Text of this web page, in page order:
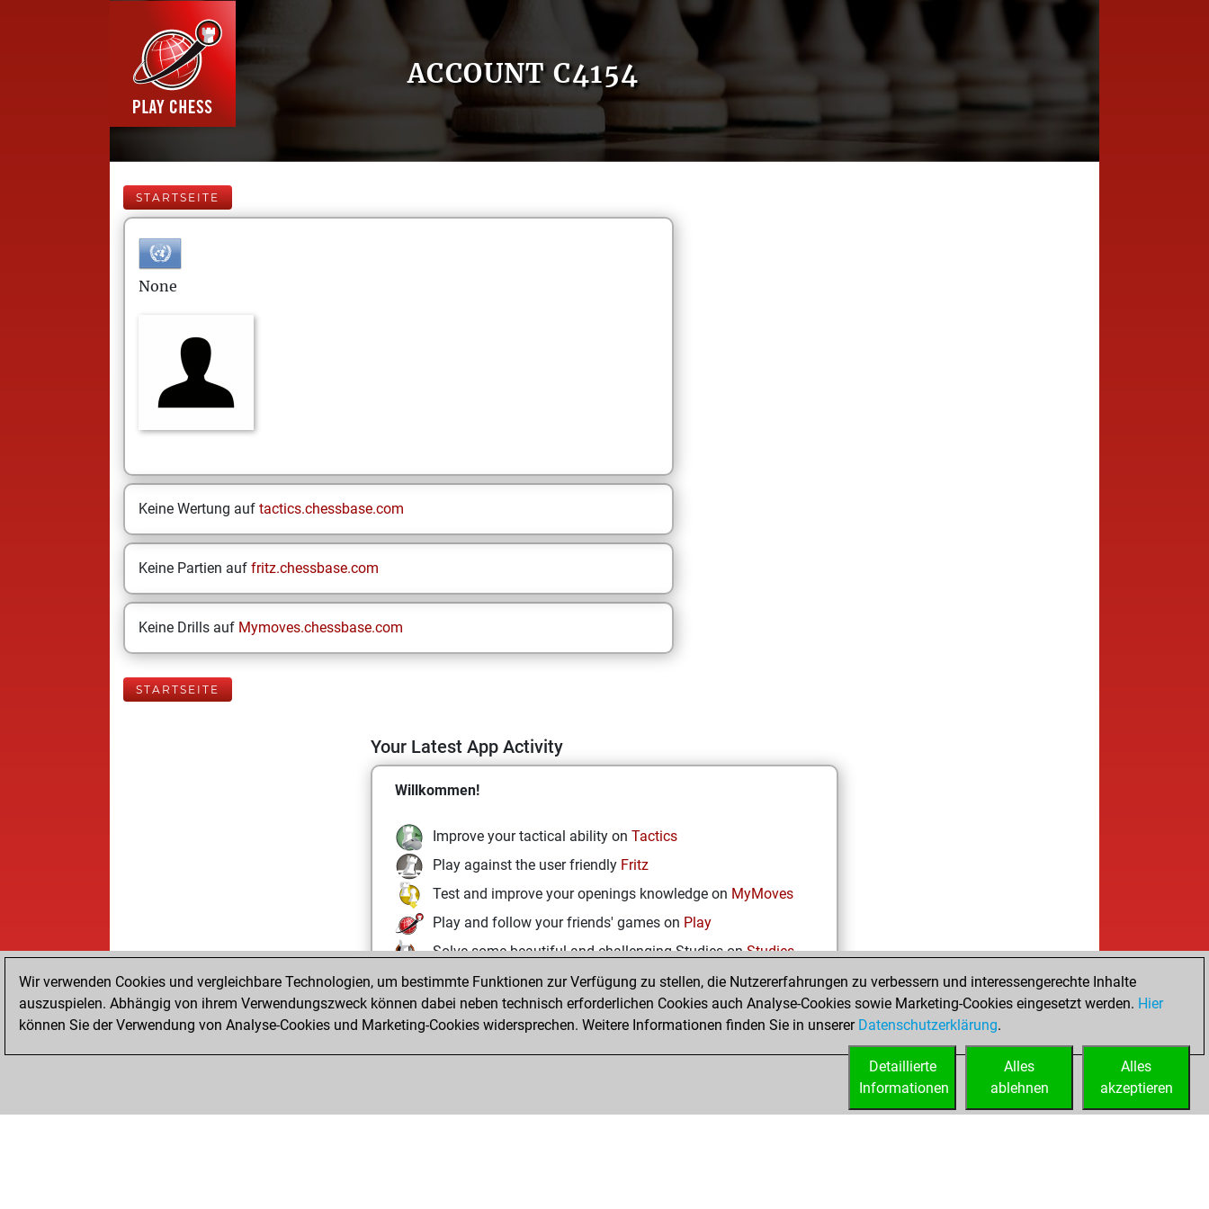
ACCOUNT C4154
STARTSEITE
None
Keine Wertung auf tactics.chessbase.com
Keine Partien auf fritz.chessbase.com
Keine Drills auf Mymoves.chessbase.com
STARTSEITE
Your Latest App Activity
Willkommen!
Improve your tactical ability on Tactics
Play against the user friendly Fritz
Test and improve your openings knowledge on MyMoves
Play and follow your friends' games on Play
Solve some beautiful and challenging Studies onStudies
Wir verwenden Cookies und vergleichbare Technologien, um bestimmte Funktionen zur Verfügung zu stellen, die Nutzererfahrungen zu verbessern und interessengerechte Inhalte
auszuspielen. Abhängig von ihrem Verwendungszweck können dabei neben technisch erforderlichen Cookies auch Analyse-Cookies sowie Marketing-Cookies eingesetzt werden. Hier
können Sie der Verwendung von Analyse-Cookies und Marketing-Cookies widersprechen. Weitere Informationen finden Sie in unserer Datenschutzerklärung.
Alles
akzeptieren
Alles
ablehnen
Detaillierte
Informationen